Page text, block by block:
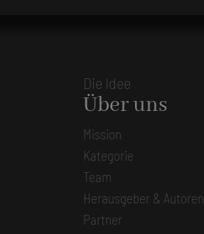
Die Idee
Über uns
Mission
Kategorie
Team
Herausgeber & Autoren
Partner